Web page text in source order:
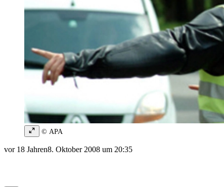
© APA
vor 18 Jahren8. Oktober 2008 um 20:35